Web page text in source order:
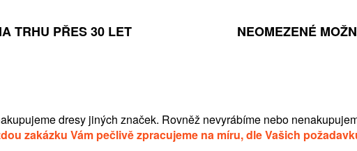
TRHU PŘES 30 LET NEOMEZENÉ
dresy jiných značek. Rovněž nevyrábíme nebo
zakázku Vám pečlivě zpracujeme na míru, dle Vašich